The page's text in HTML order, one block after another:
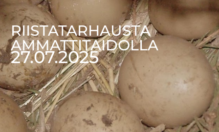
RIISTATARHAUSTA
AMMATTITAIDOLLA
27.07.2025